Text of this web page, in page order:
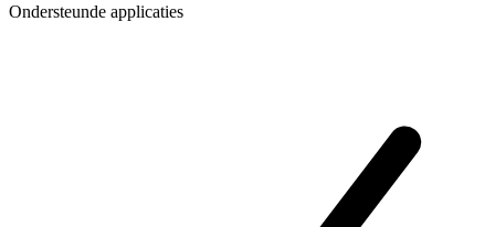
Ondersteunde applicaties